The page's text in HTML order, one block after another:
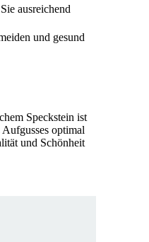
ausreichend
und gesund
Speckstein ist
optimal
und Schönheit